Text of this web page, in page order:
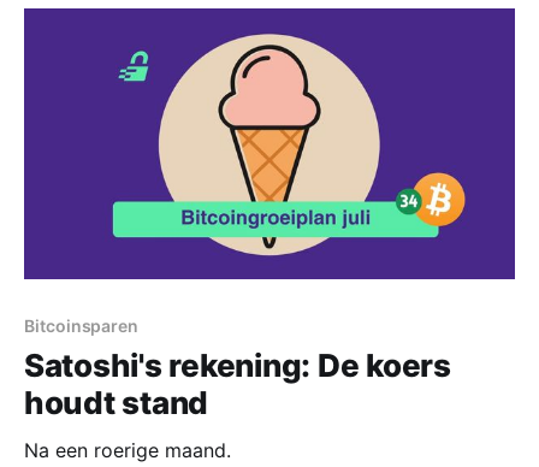
Bitcoinsparen
Satoshi's rekening: De koers
houdt stand
Na een roerige maand.